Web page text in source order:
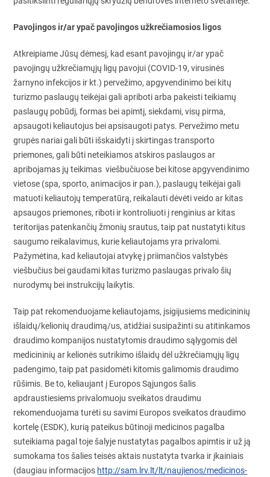
Pavojingos ir/ar ypač pavojingos užkrečiamosios ligos
Atkreipiame Jūsų dėmesį, kad esant pavojingų ir/ar ypač
pavojingų užkrečiamųjų ligų pavojui (COVID-19, virusinės
žarnyno infekcijos ir kt.) pervežimo, apgyvendinimo bei kitų
turizmo paslaugų teikėjai gali apriboti arba pakeisti teikiamų
paslaugų pobūdį, formas bei apimtį, siekdami, visų pirma,
apsaugoti keliautojus bei apsisaugoti patys. Pervežimo metu
grupės nariai gali būti išskaidyti į skirtingas transporto
priemones, gali būti neteikiamos atskiros paslaugos ar
apribojamas jų teikimas viešbučiuose bei kitose apgyvendinimo
vietose (spa, sporto, animacijos ir pan.), paslaugų teikėjai gali
matuoti keliautojų temperatūrą, reikalauti dėvėti veido ar kitas
apsaugos priemones, riboti ir kontroliuoti į renginius ar kitas
teritorijas patenkančių žmonių srautus, taip pat nustatyti kitus
saugumo reikalavimus, kurie keliautojams yra privalomi.
Pažymėtina, kad keliautojai atvykę į priimančios valstybės
viešbučius bei gaudami kitas turizmo paslaugas privalo šių
nurodymų bei instrukcijų laikytis.
Taip pat rekomenduojame keliautojams, įsigijusiems medicininių
išlaidų/kelionių draudimą/us, atidžiai susipažinti su atitinkamos
draudimo kompanijos nustatytomis draudimo sąlygomis dėl
medicininių ar kelionės sutrikimo išlaidų dėl užkrečiamųjų ligų
padengimo, taip pat pasidomėti kitomis galimomis draudimo
rūšimis. Be to, keliaujant į Europos Sąjungos šalis
apdraustiesiems privalomuoju sveikatos draudimu
rekomenduojama turėti su savimi Europos sveikatos draudimo
kortelę (ESDK), kurią pateikus būtinoji medicinos pagalba
suteikiama pagal toje šalyje nustatytas pagalbos apimtis ir už ją
sumokama tos šalies teisės aktais nustatyta tvarka ir įkainiais
(daugiau informacijos http://sam.lrv.lt/lt/naujienos/medicinos-